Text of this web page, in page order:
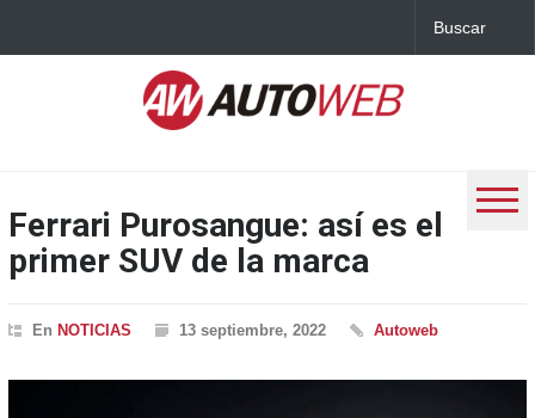
Ferrari Purosangue: así es el
primer SUV de la marca
En NOTICIAS 13 septiembre, 2022 Autoweb